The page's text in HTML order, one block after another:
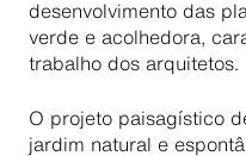
desenvolvimento das
verde e acolhedora,
trabalho dos arquitetos.
O projeto paisagístico
jardim natural e